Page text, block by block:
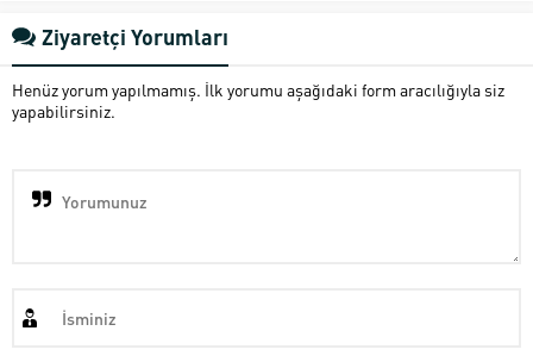
Ziyaretçi Yorumları
Henüz yorum yapılmamış. İlk yorumu aşağıdaki form aracılığıyla siz
yapabilirsiniz.